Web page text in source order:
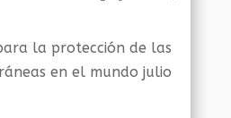
la protección de las
en el mundo julio